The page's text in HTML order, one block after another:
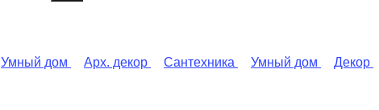
Умный дом Арх. декор Сантехника Умный дом Декор